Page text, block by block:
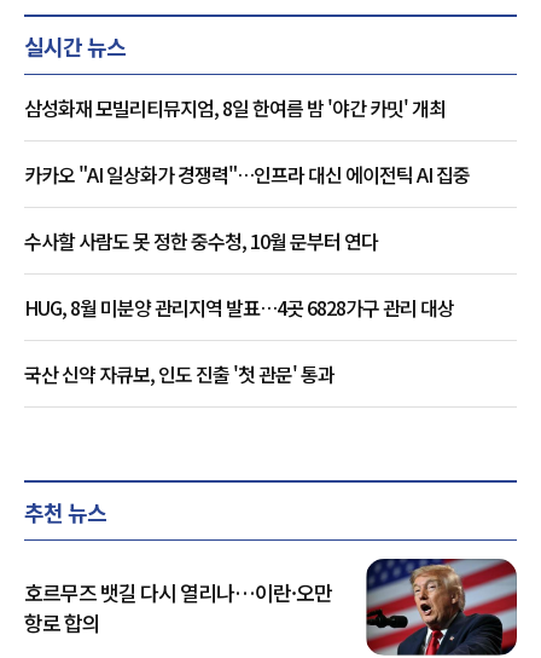
실시간 뉴스
삼성화재 모빌리티뮤지엄, 8일 한여름 밤 '야간 카밋' 개최
카카오 "AI 일상화가 경쟁력"…인프라 대신 에이전틱 AI 집중
수사할 사람도 못 정한 중수청, 10월 문부터 연다
HUG, 8월 미분양 관리지역 발표…4곳 6828가구 관리 대상
국산 신약 자큐보, 인도 진출 '첫 관문' 통과
추천 뉴스
호르무즈 뱃길 다시 열리나…이란·오만
항로 합의